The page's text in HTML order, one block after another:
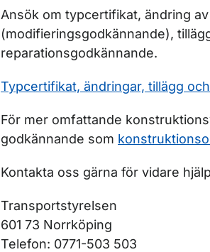
Ansök om typcertifikat, ändring
(modifieringsgodkännande),
reparationsgodkännande.
Typcertifikat, ändringar, tillägg
För mer omfattande
godkännande som
Kontakta oss gärna för vidare
Transportstyrelsen
601 73 Norrköping
Telefon: 0771-503 503